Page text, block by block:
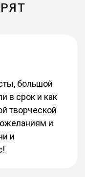
большой
в срок и как
творческой
и
и